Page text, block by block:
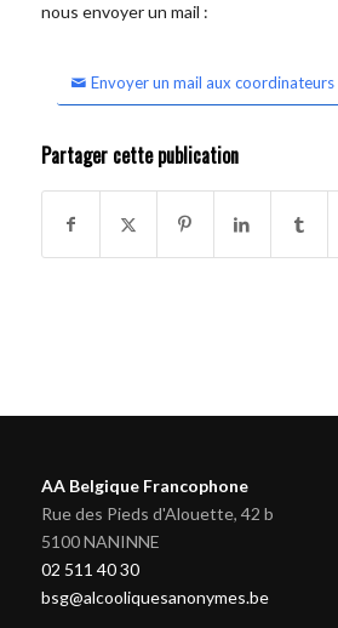
nous envoyer un mail :
Envoyer un mail aux
Partager cette publication
AA Belgique Francophone
Rue des Pieds d'Alouette, 42 b
5100 NANINNE
02 511 40 30
bsg@alcooliquesanonymes.be